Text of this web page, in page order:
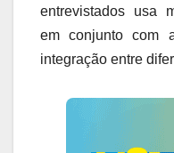
entrevistados usa
em conjunto com
integração entre